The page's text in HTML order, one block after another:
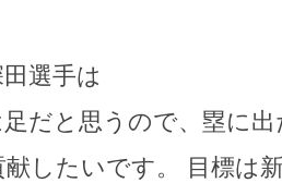
選手は
足だと思うので、塁に
したいです。 目標は